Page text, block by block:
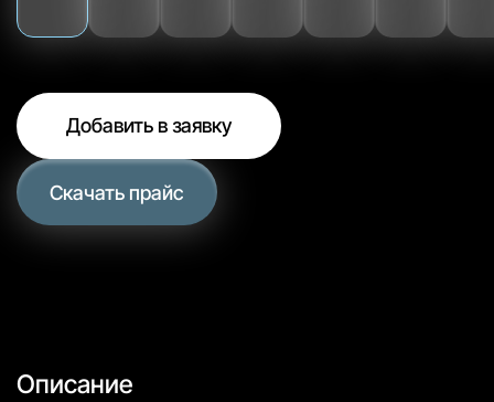
Добавить в заявку
Скачать прайс
Описание